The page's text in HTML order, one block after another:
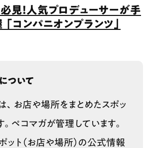
見！人気プロデューサーが手
コンパニオンプランツ」
ついて
、お店や場所をまとめたスポッ
。ペコマガが管理しています。
ット（お店や場所）の公式情報